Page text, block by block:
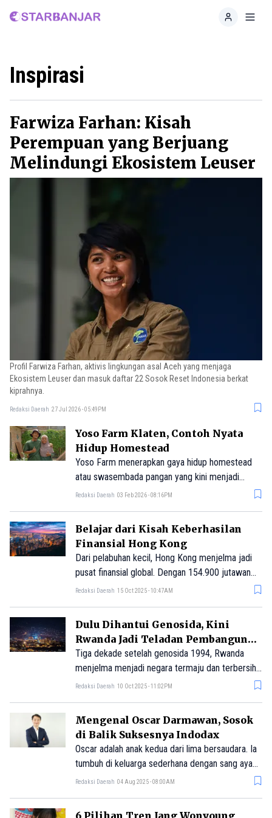
Home
Inspirasi
Farwiza Farhan: Kisah
Perempuan yang Berjuang
Melindungi Ekosistem Leuser
Profil Farwiza Farhan, aktivis lingkungan asal Aceh yang menjaga
Ekosistem Leuser dan masuk daftar 22 Sosok Reset Indonesia berkat
kiprahnya.
Redaksi Daerah 27 Jul 2026 - 05:49PM
Yoso Farm Klaten, Contoh Nyata
Hidup Homestead
Yoso Farm menerapkan gaya hidup homestead
atau swasembada pangan yang kini menjadi
inspirasi bagi banyak orang. Simak ceritanya.
Redaksi Daerah 03 Feb 2026 - 08:16PM
Belajar dari Kisah Keberhasilan
Finansial Hong Kong
Dari pelabuhan kecil, Hong Kong menjelma jadi
pusat finansial global. Dengan 154.900 jutawan
dan PDB tinggi, wilayah ini menyaingi New York
Redaksi Daerah 15 Oct 2025 - 10:47AM
Dulu Dihantui Genosida, Kini
Rwanda Jadi Teladan Pembangunan
di Afrika
Tiga dekade setelah genosida 1994, Rwanda
menjelma menjadi negara termaju dan terbersih
di Afrika. Dengan stabilitas politik, pertumbuhan
Redaksi Daerah 10 Oct 2025 - 11:02PM
Mengenal Oscar Darmawan, Sosok
di Balik Suksesnya Indodax
Oscar adalah anak kedua dari lima bersaudara. Ia
tumbuh di keluarga sederhana dengan sang ayah
yang bekerja sebagai sopir. Masa kecilnya tak
Redaksi Daerah 04 Aug 2025 - 08:00AM
6 Pilihan Tren Jang Wonyoung